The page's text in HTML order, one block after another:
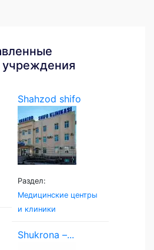
Shahzod shifo
klinikasi
Раздел:
Медицинские центры
и клиники
Shukrona –...